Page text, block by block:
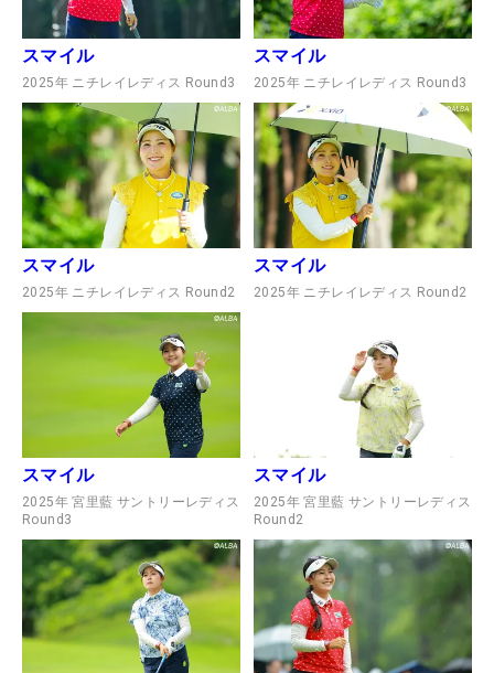
スマイル
2025年 ニチレイレディス Round3
スマイル
2025年 ニチレイレディス Round3
スマイル
2025年 ニチレイレディス Round2
スマイル
2025年 ニチレイレディス Round2
スマイル
2025年 宮里藍 サントリーレディス
Round3
スマイル
2025年 宮里藍 サントリーレディス
Round2